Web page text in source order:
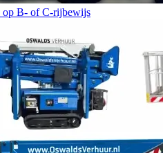
op B- of C-rijbewijs